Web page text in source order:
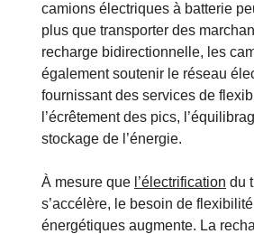
camions électriques à batterie
plus que transporter des
recharge bidirectionnelle, les
également soutenir le réseau
fournissant des services de
l’écrêtement des pics,
stockage de l’énergie.
À mesure que l’électrification du
s’accélère, le besoin de
énergétiques augmente. La